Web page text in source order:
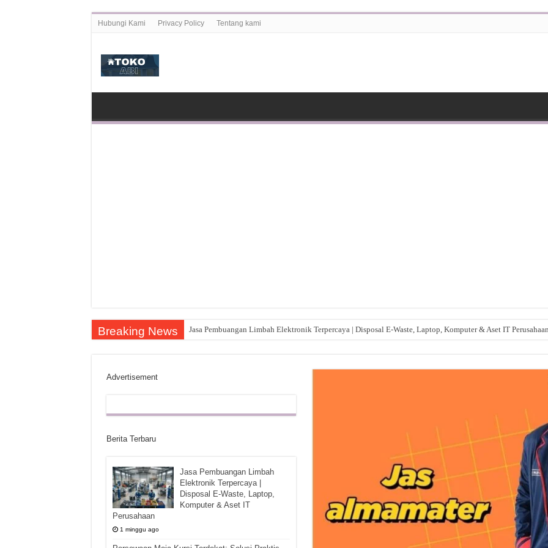
Hubungi Kami Privacy Policy Tentang kami
Breaking News Jasa Pembuangan Limbah Elektronik Terpercaya | Disposal E-Waste, Laptop, Komputer & Aset IT
Advertisement
Berita Terbaru
Jasa Pembuangan Limbah
Elektronik Terpercaya |
Disposal E-Waste, Laptop,
Komputer & Aset IT
Perusahaan
1 minggu ago